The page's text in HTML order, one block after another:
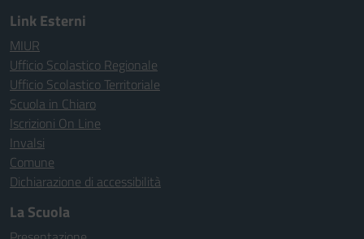
Link Esterni
MIUR
Ufficio Scolastico Regionale
Ufficio Scolastico Territoriale
Scuola in Chiaro
Iscrizioni On Line
Invalsi
Comune
Dichiarazione di accessibilità
La Scuola